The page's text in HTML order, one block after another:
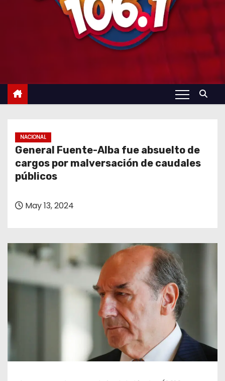
NACIONAL
General Fuente-Alba fue absuelto de
cargos por malversación de caudales
públicos
May 13, 2024